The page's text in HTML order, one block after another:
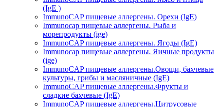
(IgE )
ImmunoCAP пищевые аллергены. Орехи (IgE)
Immunocap пищевые аллергены. Рыба и
морепродукты (ige)
ImmunoCAP пищевые аллергены. Ягоды (IgE)
Immunocap пищевые аллергены. Яичные продукты
(ige)
ImmunoCAP пищевые аллергены.Овощи, бахчевые
культуры, грибы и масляничные (IgE)
ImmunoCAP пищевые аллергены.Фрукты и
сладкие бахчевые (IgE)
ImmunoCAP пищевые аллергены.Цитрусовые